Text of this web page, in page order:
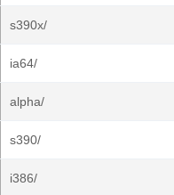
s390x/
ia64/
alpha/
s390/
i386/